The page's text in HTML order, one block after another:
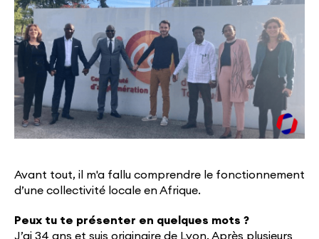
Avant tout, il m'a fallu comprendre le fonctionnement
d’une collectivité locale en Afrique.
Peux tu te présenter en quelques mots ?
J’ai 34 ans et suis originaire de Lyon. Après plusieurs